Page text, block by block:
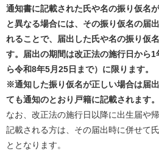
通知書に記載された氏や名の振り仮名
と異なる場合には、その振り仮名の届
れることで、届出した氏や名の振り仮
す。届出の期間は改正法の施行日から
ら令和8年5月25日まで）に限ります。
※通知した振り仮名が正しい場合は届
ても通知のとおり戸籍に記載されます。
なお、改正法の施行日以降に出生届や
記載される方は、その届出時に併せて
ととなります。